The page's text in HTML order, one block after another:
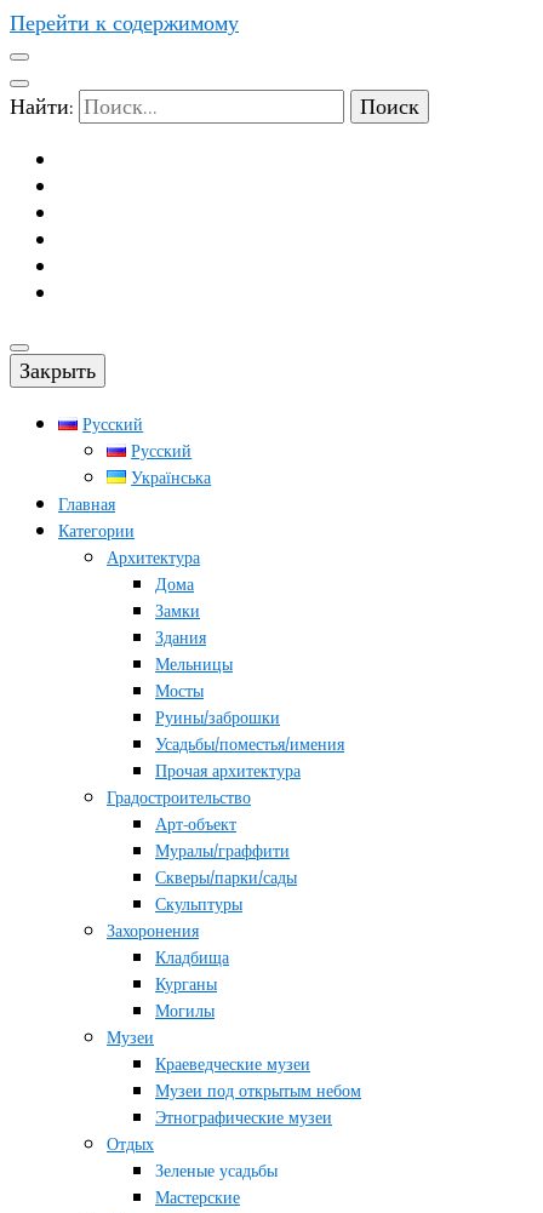
Перейти к содержимому
Найти:
Закрыть
Русский
Русский
Українська
Главная
Категории
Архитектура
Дома
Замки
Здания
Мельницы
Мосты
Руины/заброшки
Усадьбы/поместья/имения
Прочая архитектура
Градостроительство
Арт-объект
Муралы/граффити
Скверы/парки/сады
Скульптуры
Захоронения
Кладбища
Курганы
Могилы
Музеи
Краеведческие музеи
Музеи под открытым небом
Этнографические музеи
Отдых
Зеленые усадьбы
Мастерские